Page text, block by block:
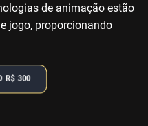
de animação estão
jogo, proporcionando
R$ 300